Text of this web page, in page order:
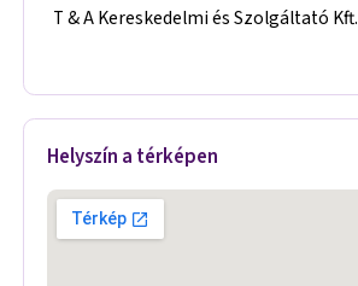
T & A Kereskedelmi és Szolgáltató Kft.
Helyszín a térképen